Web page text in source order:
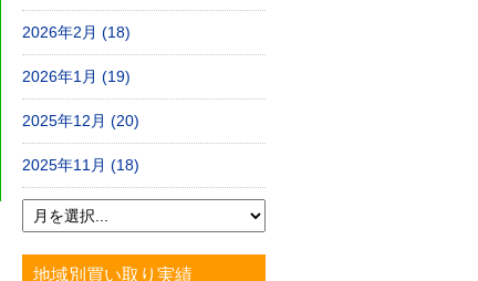
2026年2月 (18)
2026年1月 (19)
2025年12月 (20)
2025年11月 (18)
地域別買い取り実績